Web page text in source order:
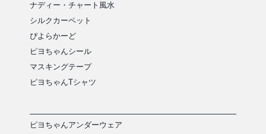
ナディー・チャート風水
シルクカーペット
ぴよらかーど
ピヨちゃんシール
マスキングテープ
ピヨちゃんTシャツ
ピヨちゃんアンダーウェア